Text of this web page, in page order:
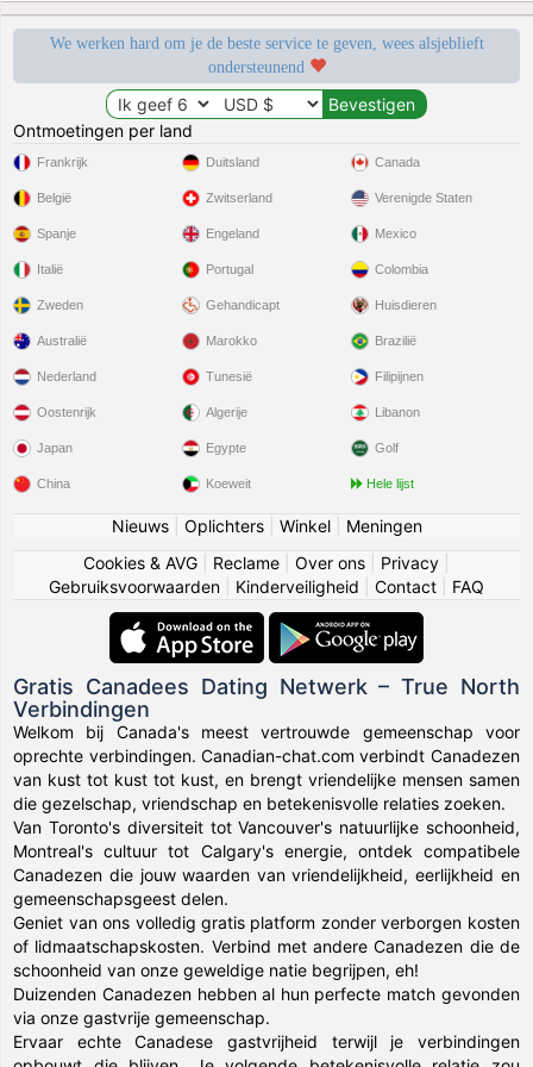
We werken hard om je de beste service te geven, wees alsjeblieft
ondersteunend
Ontmoetingen per land
Frankrijk
België
Spanje
Italië
Zweden
Duitsland
Zwitserland
Engeland
Portugal
Gehandicapt
Canada
Verenigde Staten
Mexico
Colombia
Huisdieren
Australië
Nederland
Oostenrijk
Japan
China
Marokko
Tunesië
Algerije
Egypte
Koeweit
Brazilië
Filipijnen
Libanon
Golf
Hele lijst
Nieuws| Oplichters| Winkel| Meningen
Cookies & AVG
Reclame Over ons Privacy
Gebruiksvoorwaarden
Kinderveiligheid Contact FAQ
Gratis Canadees Dating Netwerk – True North
Verbindingen
Welkom bij Canada's meest vertrouwde gemeenschap voor
oprechte verbindingen. Canadian-chat.com verbindt Canadezen
van kust tot kust tot kust, en brengt vriendelijke mensen samen
die gezelschap, vriendschap en betekenisvolle relaties zoeken.
Van Toronto's diversiteit tot Vancouver's natuurlijke schoonheid,
Montreal's cultuur tot Calgary's energie, ontdek compatibele
Canadezen die jouw waarden van vriendelijkheid, eerlijkheid en
gemeenschapsgeest delen.
Geniet van ons volledig gratis platform zonder verborgen kosten
of lidmaatschapskosten. Verbind met andere Canadezen die de
schoonheid van onze geweldige natie begrijpen, eh!
Duizenden Canadezen hebben al hun perfecte match gevonden
via onze gastvrije gemeenschap.
Ervaar echte Canadese gastvrijheid terwijl je verbindingen